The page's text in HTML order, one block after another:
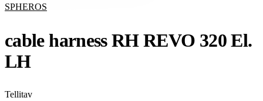
SPHEROS
cable harness RH REVO 320 El.
LH
Tellitav